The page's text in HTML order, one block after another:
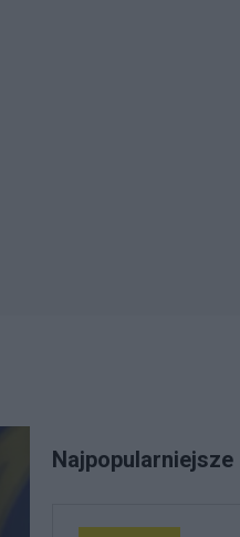
Najpopularniejsze